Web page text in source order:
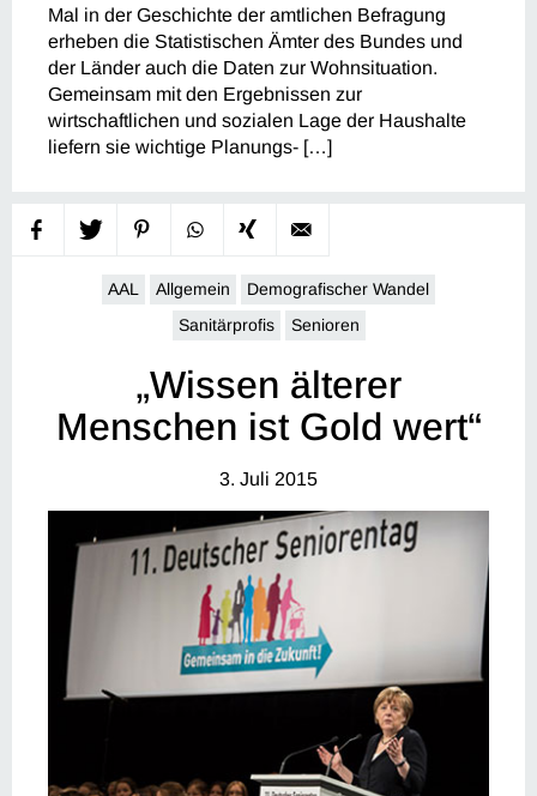
Mal in der Geschichte der amtlichen Befragung
erheben die Statistischen Ämter des Bundes und
der Länder auch die Daten zur Wohnsituation.
Gemeinsam mit den Ergebnissen zur
wirtschaftlichen und sozialen Lage der Haushalte
liefern sie wichtige Planungs- […]
AAL Allgemein
Demografischer Wandel
Sanitärprofis
Senioren
„Wissen älterer
Menschen ist Gold wert“
3. Juli 2015